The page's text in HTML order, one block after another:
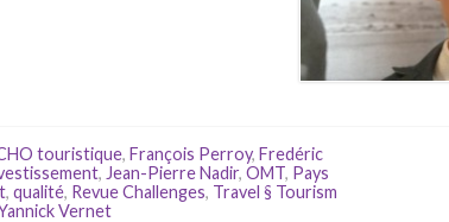
touristique, François Perroy, Fredéric
, Jean-Pierre Nadir, OMT, Pays
, qualité, Revue Challenges, Travel § Tourism
Vernet